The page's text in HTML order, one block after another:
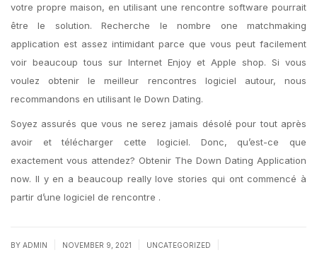
votre propre maison, en utilisant une rencontre software pourrait
être le solution. Recherche le nombre one matchmaking
application est assez intimidant parce que vous peut facilement
voir beaucoup tous sur Internet Enjoy et Apple shop. Si vous
voulez obtenir le meilleur rencontres logiciel autour, nous
recommandons en utilisant le Down Dating.
Soyez assurés que vous ne serez jamais désolé pour tout après
avoir et télécharger cette logiciel. Donc, qu’est-ce que
exactement vous attendez? Obtenir The Down Dating Application
now. Il y en a beaucoup really love stories qui ont commencé à
partir d’une logiciel de rencontre .
BY ADMIN NOVEMBER 9, 2021 UNCATEGORIZED